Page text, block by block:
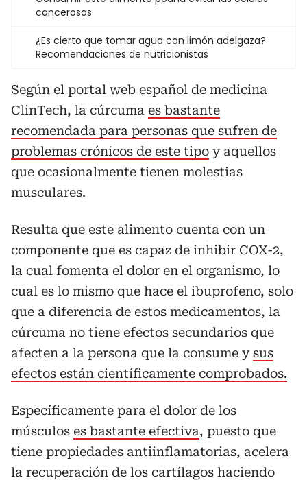
cancerosas
¿Es cierto que tomar agua con limón adelgaza?
Recomendaciones de nutricionistas
Según el portal web español de medicina
ClinTech, la cúrcuma es bastante
recomendada para personas que sufren de
problemas crónicos de este tipo y aquellos
que ocasionalmente tienen molestias
musculares.
Resulta que este alimento cuenta con un
componente que es capaz de inhibir COX-2,
la cual fomenta el dolor en el organismo, lo
cual es lo mismo que hace el ibuprofeno, solo
que a diferencia de estos medicamentos, la
cúrcuma no tiene efectos secundarios que
afecten a la persona que la consume ysus
efectos están científicamente comprobados.
Específicamente para el dolor de los
músculos es bastante efectiva, puesto que
tiene propiedades antiinflamatorias, acelera
la recuperación de los cartílagos haciendo